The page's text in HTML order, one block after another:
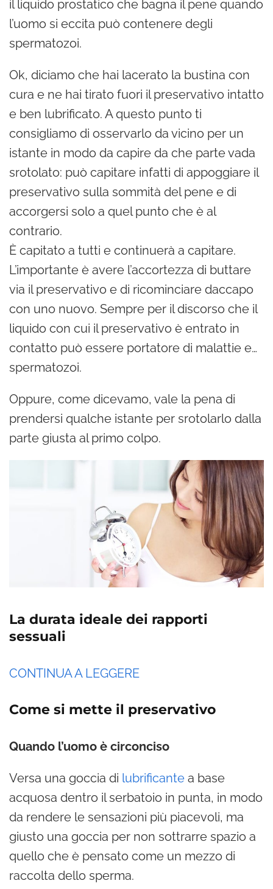
il liquido prostatico che bagna il pene quando
l’uomo si eccita può contenere degli
spermatozoi.
Ok, diciamo che hai lacerato la bustina con
cura e ne hai tirato fuori il preservativo intatto
e ben lubrificato. A questo punto ti
consigliamo di osservarlo da vicino per un
istante in modo da capire da che parte vada
srotolato: può capitare infatti di appoggiare il
preservativo sulla sommità del pene e di
accorgersi solo a quel punto che è al
contrario.
È capitato a tutti e continuerà a capitare.
L’importante è avere l’accortezza di buttare
via il preservativo e di ricominciare daccapo
con uno nuovo. Sempre per il discorso che il
liquido con cui il preservativo è entrato in
contatto può essere portatore di malattie e…
spermatozoi.
Oppure, come dicevamo, vale la pena di
prendersi qualche istante per srotolarlo dalla
parte giusta al primo colpo.
La durata ideale dei rapporti
sessuali
CONTINUA A LEGGERE
Come si mette il preservativo
Quando l’uomo è circonciso
Versa una goccia di lubrificante a base
acquosa dentro il serbatoio in punta, in modo
da rendere le sensazioni più piacevoli, ma
giusto una goccia per non sottrarre spazio a
quello che è pensato come un mezzo di
raccolta dello sperma.